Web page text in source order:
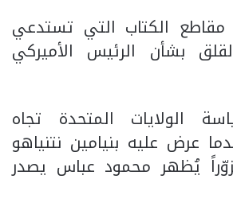
مقاطع الكتاب التي تستدعي
القلق بشأن الرئيس الأميركي
الولايات المتحدة تجاه
عرض عليه بنيامين نتنياهو
يُظهر محمود عباس يصدر